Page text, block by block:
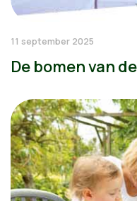
11 september 2025
De bomen van